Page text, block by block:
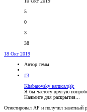
5
0
3
38
18 Окт 2019
Автор темы
#3
Khabarovsky написал(а):
Я бы частоту другую
Нажмите для раскрытия...
Отюстировал АР и получил заветный